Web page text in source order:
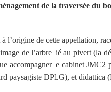
de la traversée du
de cette appellation,
de l’arbre lié au pivert (la
le cabinet JMC2
paysagiste DPLG), et didattica